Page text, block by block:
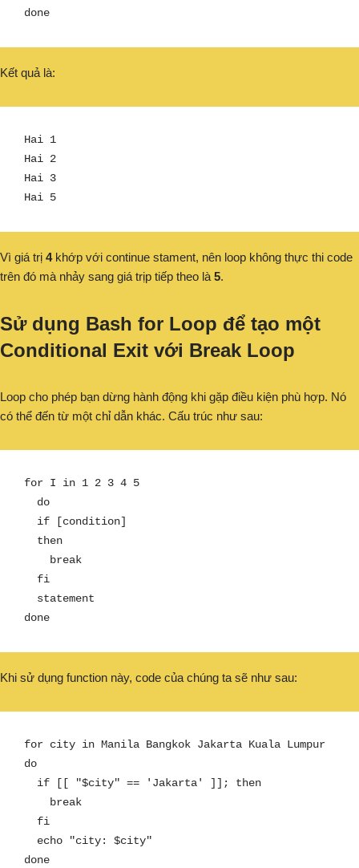
done
Kết quả là:
Hai 1
Hai 2
Hai 3
Hai 5
Vì giá trị 4khớp với continue stament, nên loop không thực thi code
trên đó mà nhảy sang giá trịp tiếp theo là 5.
Sử dụng Bash for Loop để tạo một
Conditional Exit với Break Loop
Loop cho phép bạn dừng hành động khi gặp điều kiện phù hợp. Nó
có thể đến từ một chỉ dẫn khác. Cấu trúc như sau:
for I in 1 2 3 4 5
done
Khi sử dụng function này, code của chúng ta sẽ như sau:
for city in Manila Bangkok Jakarta Kuala Lumpur
do
done